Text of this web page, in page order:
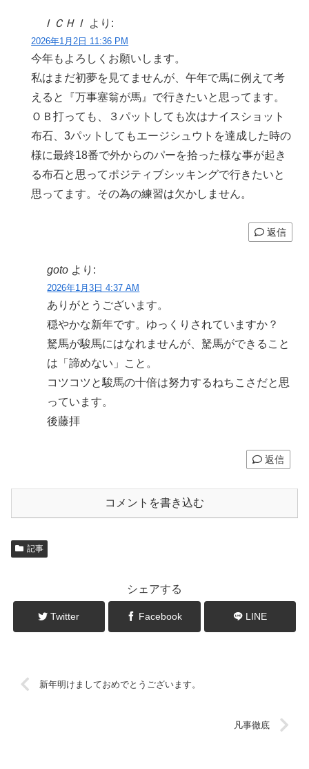
ＩＣＨＩ より:
2026年1月2日 11:36 PM
今年もよろしくお願いします。
私はまだ初夢を見てませんが、午年で馬に例えて考
えると『万事塞翁が馬』で行きたいと思ってます。
ＯＢ打っても、３パットしても次はナイスショット
布石、3パットしてもエージシュウトを達成した時の
様に最終18番で外からのパーを拾った様な事が起き
る布石と思ってポジティブシッキングで行きたいと
思ってます。その為の練習は欠かしません。
返信
goto より:
2026年1月3日 4:37 AM
ありがとうございます。
穏やかな新年です。ゆっくりされていますか？
駑馬が駿馬にはなれませんが、駑馬ができること
は「諦めない」こと。
コツコツと駿馬の十倍は努力するねちこさだと思
っています。
後藤拝
返信
コメントを書き込む
記事
シェアする
Twitter Facebook LINE
新年明けましておめでとうございます。
凡事徹底